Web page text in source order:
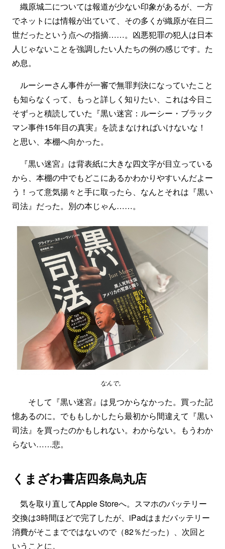
織原城二については報道が少ない印象があるが、一方
でネットには情報が出ていて、その多くが織原が在日二
世だったという点への指摘……。凶悪犯罪の犯人は日本
人じゃないことを強調したい人たちの例の感じです。た
め息。
ルーシーさん事件が一審で無罪判決になっていたこと
も知らなくって、もっと詳しく知りたい、これは今日こ
そずっと積読していた『黒い迷宮：ルーシー・ブラック
マン事件15年目の真実』を読まなければいけないな！
と思い、本棚へ向かった。
『黒い迷宮』は背表紙に大きな四文字が目立っている
から、本棚の中でもどこにあるかわかりやすいんだよー
う！って意気揚々と手に取ったら、なんとそれは『黒い
司法』だった。別の本じゃん……。
なんで。
そして『黒い迷宮』は見つからなかった。買った記
憶あるのに。でももしかしたら最初から間違えて『黒い
司法』を買ったのかもしれない。わからない。もうわか
らない……悲。
くまざわ書店四条烏丸店
気を取り直してApple Storeへ。スマホのバッテリー
交換は3時間ほどで完了したが、iPadはまだバッテリー
消費がそこまでではないので（82％だった）、次回と
いうことに。